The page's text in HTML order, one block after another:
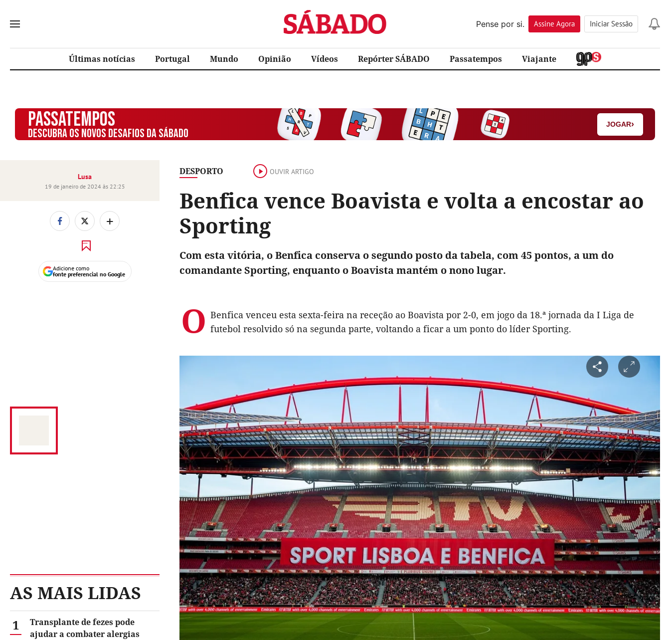
Sábado
Pense por si.
Assine Agora Iniciar Sessão
Últimas notícias Portugal Mundo Opinião Vídeos Repórter SÁBADO Passatempos Viajante
PASSATEMPOS
DESCUBRA OS NOVOS DESAFIOS DA SÁBADO
JOGAR›
DESPORTO OUVIR ARTIGO
Benfica vence Boavista e volta a encostar ao
Sporting
Lusa
19 de janeiro de 2024 às 22:25
+
Adicione como
fonte preferencial no Google
AS MAIS LIDAS
1
Transplante de fezes pode
ajudar a combater alergias
Com esta vitória, o Benfica conserva o segundo posto da tabela, com 45 pontos, a um do
comandante Sporting, enquanto o Boavista mantém o nono lugar.
O Benfica venceu esta sexta-feira na receção ao Boavista por 2-0, em jogo da 18.ª jornada da I Liga de
futebol resolvido só na segunda parte, voltando a ficar a um ponto do líder Sporting.